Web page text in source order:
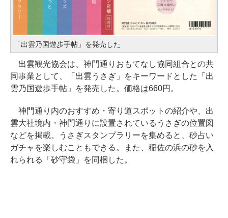
「出雲乃国遊歩手帖」を発売した
出雲観光協会は、神門通りおもてなし協同組合との共
同事業として、「出雲うさぎ」をキーワードとした「出
雲乃国遊歩手帖」を発売した。価格は660円。
神門通り内のおすすめ・寄り道スポットの紹介や、出
雲大社境内・神門通りに設置されているうさぎの位置図
などを掲載。うさぎスタンプラリーを集めると、砂占い
ガチャを楽しむこともできる。また、稲佐の浜の砂を入
れられる「砂守袋」を同梱した。